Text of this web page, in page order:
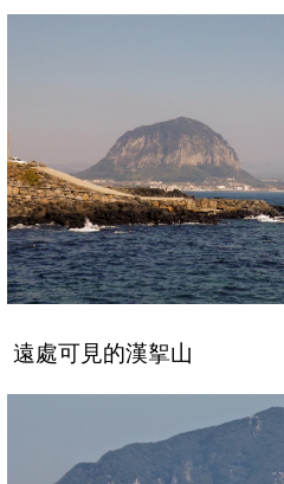
遠處可見的漢挐山